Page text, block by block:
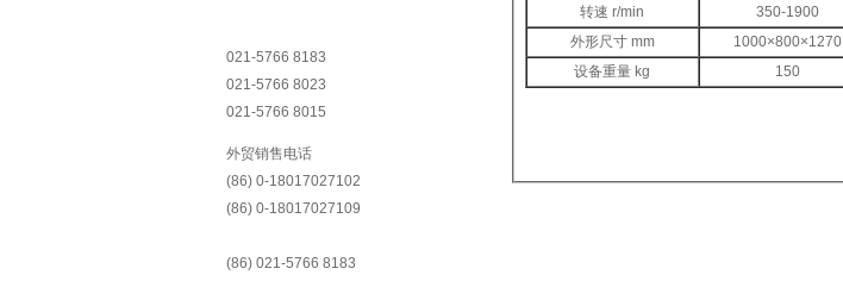
021-5766 8183
021-5766 8023
021-5766 8015
外贸销售电话
(86) 0-18017027102
(86) 0-18017027109
(86) 021-5766 8183
转速 r/min
350-1900
外形尺寸 mm
1000×800×1270
设备重量 kg
150